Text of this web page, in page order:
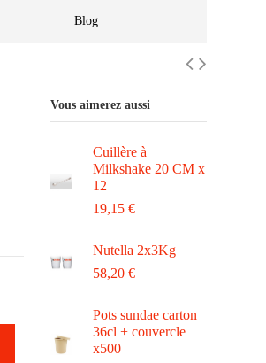
Blog
Vous aimerez aussi
Cuillère à
Milkshake 20 CM x
12
19,15 €
Nutella 2x3Kg
58,20 €
Pots sundae carton
36cl + couvercle
x500